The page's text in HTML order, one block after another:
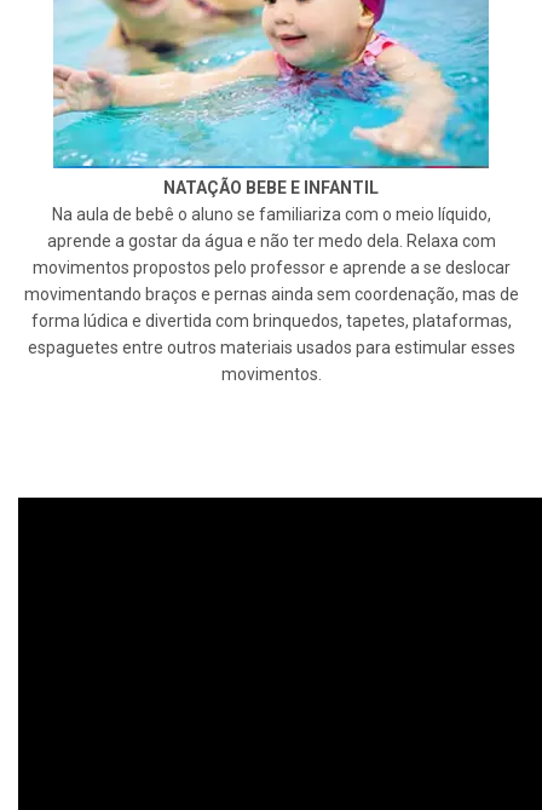
NATAÇÃO BEBE E INFANTIL
Na aula de bebê o aluno se familiariza com o meio líquido,
aprende a gostar da água e não ter medo dela. Relaxa com
movimentos propostos pelo professor e aprende a se deslocar
movimentando braços e pernas ainda sem coordenação, mas de
forma lúdica e divertida com brinquedos, tapetes, plataformas,
espaguetes entre outros materiais usados para estimular esses
movimentos.